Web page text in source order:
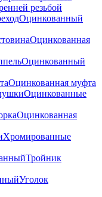
резьбой
Оцинкованный
Оцинкованная
Оцинкованный
Оцинкованная муфта
Оцинкованные
Оцинкованная
Хромированные
Тройник
Уголок